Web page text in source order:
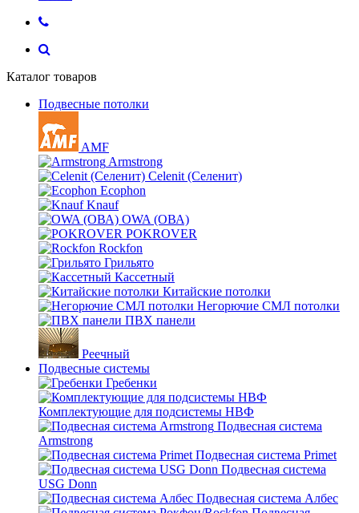
Каталог товаров
Подвесные потолки
AMF
Armstrong
Celenit (Селенит)
Ecophon
Knauf
OWA (ОВА)
POKROVER
Rockfon
Грильято
Кассетный
Китайские потолки
Негорючие СМЛ потолки
ПВХ панели
Реечный
Подвесные системы
Гребенки
Комплектующие для подсистемы НВФ
Подвесная система
Armstrong
Подвесная система Primet
Подвесная система
USG Donn
Подвесная система Албес